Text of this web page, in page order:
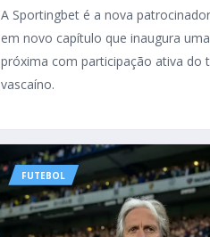
A Sportingbet é a nova
em novo capítulo que inaugura
próxima com participação ativa do
vascaíno.
FUTEBOL